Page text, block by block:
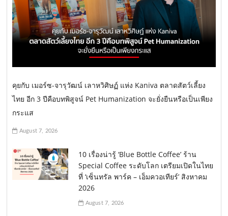
คุยกับ เมอร์ซ-จารุวัฒน์ เลาหวิศิษฏ์ แห่ง Kaniva ตลาดสัตว์เลี้ยง
ไทย อีก 3 ปีคือบทพิสูจน์ Pet Humanization จะยั่งยืนหรือเป็นเพียง
กระแส
August 7, 2026
10 เรื่องน่ารู้ ‘Blue Bottle Coffee’ ร้าน
Special Coffee ระดับโลก เตรียมเปิดในไทย
ที่ ‘เซ็นทรัล พาร์ค – เอ็มควอเทียร์’ สิงหาคม
2026
August 7, 2026